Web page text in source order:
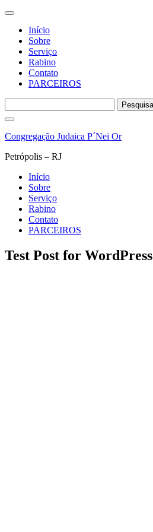
Início
Sobre
Serviço
Rabino
Contato
PARCEIROS
por:
Pular
o
Congregação Judaica P´Nei Or
Petrópolis – RJ
Início
Sobre
Serviço
Rabino
Contato
PARCEIROS
Test Post for WordPress